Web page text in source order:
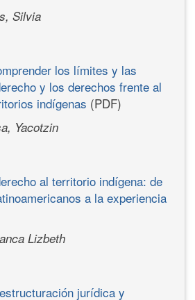
Silvia
los límites y las
y los derechos frente al
indígenas (PDF)
Yacotzin
al territorio indígena: de
a la experiencia
Lizbeth
jurídica y